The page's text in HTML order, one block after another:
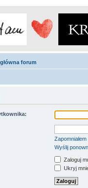
forum
Zapomniałem
Wyślij
Zaloguj
Ukryj